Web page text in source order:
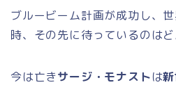
ブルービーム計画が成功し、
時、その先に待っているのはど
今は亡きサージ・モナストは